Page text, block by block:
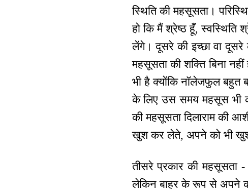
स्थिति की महसूसता।
हो कि मैं श्रेष्ठ हूँ, स्वस्थिति
लेंगे। दूसरे की इच्छा वा दूसरे
महसूसता की शक्ति बिना
भी है क्योंकि नॉलेजफुल बहुत
के लिए उस समय महसूस भी
की महसूसता दिलाराम की
खुश कर लेते, अपने को भी
तीसरे प्रकार की महसूसता
लेकिन बाहर के रूप से अपने